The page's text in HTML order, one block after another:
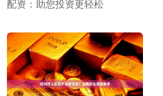
配资：助您投资更轻松